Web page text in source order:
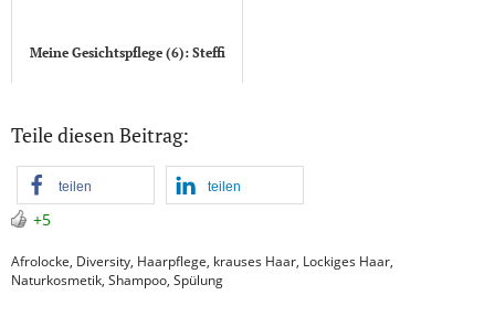
Meine Gesichtspflege (6): Steffi
Teile diesen Beitrag:
teilen teilen
+5
Afrolocke, Diversity, Haarpflege, krauses Haar, Lockiges Haar,
Naturkosmetik, Shampoo, Spülung